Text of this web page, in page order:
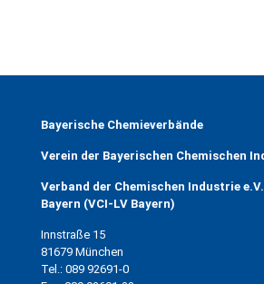
Bayerische Chemieverbände
Verein der Bayerischen Chemischen
Verband der Chemischen Industrie
Bayern (VCI-LV Bayern)
Innstraße 15
81679 München
Tel.: 089 92691-0